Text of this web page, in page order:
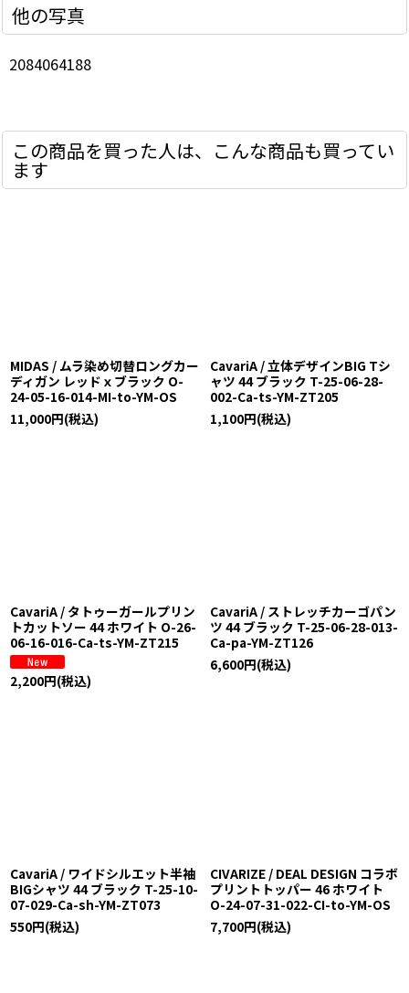
他の写真
2084064188
この商品を買った人は、こんな商品も買ってい
ます
MIDAS / ムラ染め切替ロングカー
ディガン レッドｘブラック O-
24-05-16-014-MI-to-YM-OS
11,000円(税込)
CavariA / 立体デザインBIG Tシ
ャツ 44 ブラック T-25-06-28-
002-Ca-ts-YM-ZT205
1,100円(税込)
CavariA / タトゥーガールプリン
トカットソー 44 ホワイト O-26-
06-16-016-Ca-ts-YM-ZT215
2,200円(税込)
CavariA / ストレッチカーゴパン
ツ 44 ブラック T-25-06-28-013-
Ca-pa-YM-ZT126
6,600円(税込)
CavariA / ワイドシルエット半袖
BIGシャツ 44 ブラック T-25-10-
07-029-Ca-sh-YM-ZT073
550円(税込)
CIVARIZE / DEAL DESIGN コラボ
プリントトッパー 46 ホワイト
O-24-07-31-022-CI-to-YM-OS
7,700円(税込)